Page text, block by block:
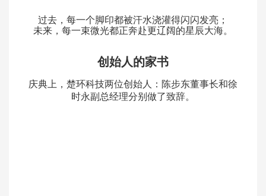
过去，每一个脚印都被汗水浇灌得闪闪发亮；
未来，每一束微光都正奔赴更辽阔的星辰大海。
创始人的家书
庆典上，楚环科技两位创始人：陈步东董事长和徐
时永副总经理分别做了致辞。